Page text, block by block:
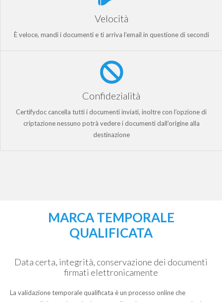
Velocità
È veloce, mandi i documenti e ti arriva l’email in questione di secondi
Confidezialità
Certifydoc cancella tutti i documenti inviati, inoltre con l’opzione di
criptazione nessuno potrà vedere i documenti dall’origine alla
destinazione
MARCA TEMPORALE
QUALIFICATA
Data certa, integrità, conservazione dei documenti
firmati elettronicamente
La validazione temporale qualificata è un processo online che